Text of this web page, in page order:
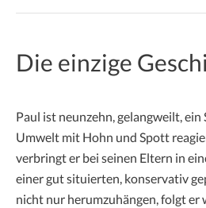
Die einzige
Paul ist neunzehn, gelangweilt, ein
Umwelt mit Hohn und Spott
verbringt er bei seinen Eltern in
einer gut situierten, konservativ
nicht nur herumzuhängen, folgt er